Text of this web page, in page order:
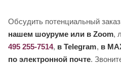
Обсудить потенциальный
нашем шоуруме или в Zoom,
495 255-7514, в Telegram, в
по электронной почте.